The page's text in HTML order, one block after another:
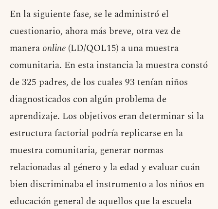
En la siguiente fase, se le administró el
cuestionario, ahora más breve, otra vez de
manera online (LD/QOL15) a una muestra
comunitaria. En esta instancia la muestra constó
de 325 padres, de los cuales 93 tenían niños
diagnosticados con algún problema de
aprendizaje. Los objetivos eran determinar si la
estructura factorial podría replicarse en la
muestra comunitaria, generar normas
relacionadas al género y la edad y evaluar cuán
bien discriminaba el instrumento a los niños en
educación general de aquellos que la escuela